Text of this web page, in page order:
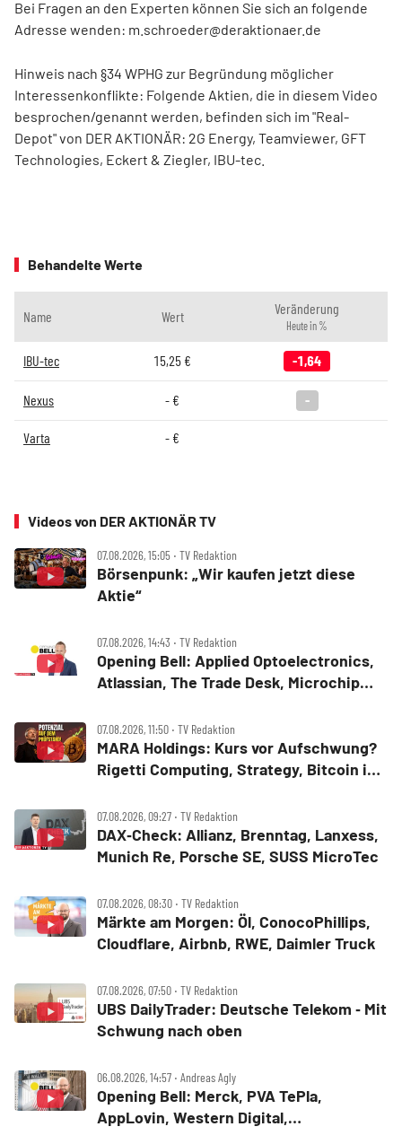
Bei Fragen an den Experten können Sie sich an folgende
Adresse wenden: m.schroeder@deraktionaer.de
Hinweis nach §34 WPHG zur Begründung möglicher
Interessenkonflikte: Folgende Aktien, die in diesem Video
besprochen/genannt werden, befinden sich im "Real-
Depot" von DER AKTIONÄR: 2G Energy, Teamviewer, GFT
Technologies, Eckert & Ziegler, IBU-tec.
Behandelte Werte
Name Wert Veränderung
Heute in %
IBU-tec 15,25 € -1,64
Nexus - € -
Varta - €
Videos von DER AKTIONÄR TV
07.08.2026, 15:05 ‧ TV Redaktion
Börsenpunk: „Wir kaufen jetzt diese
Aktie“
07.08.2026, 14:43 ‧ TV Redaktion
Opening Bell: Applied Optoelectronics,
Atlassian, The Trade Desk, Microchip
Digital
07.08.2026, 11:50 ‧ TV Redaktion
MARA Holdings: Kurs vor Aufschwung?
Rigetti Computing, Strategy, Bitcoin in
07.08.2026, 09:27 ‧ TV Redaktion
DAX‑Check: Allianz, Brenntag, Lanxess,
Munich Re, Porsche SE, SUSS MicroTec
07.08.2026, 08:30 ‧ TV Redaktion
Märkte am Morgen: Öl, ConocoPhillips,
Cloudflare, Airbnb, RWE, Daimler Truck
07.08.2026, 07:50 ‧ TV Redaktion
UBS DailyTrader: Deutsche Telekom ‑ Mit
Schwung nach oben
06.08.2026, 14:57 ‧ Andreas Agly
Opening Bell: Merck, PVA TePla,
AppLovin, Western Digital,